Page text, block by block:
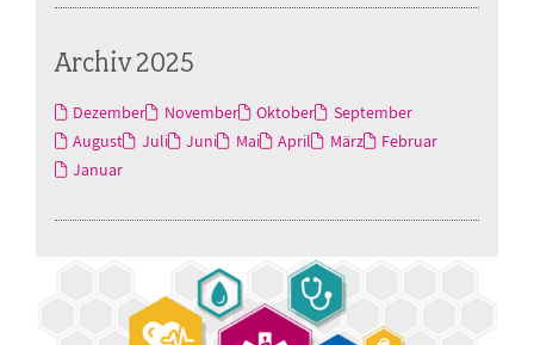
Archiv 2025
Dezember November Oktober
September
August
Juli Juni Mai April März
Februar
Januar